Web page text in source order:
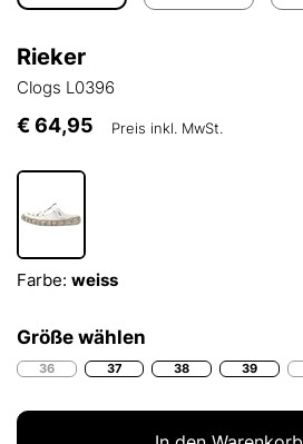
Rieker
Clogs L0396
€ 64,95 Preis inkl. MwSt.
Farbe: weiss
Größe wählen
36 37 38 39